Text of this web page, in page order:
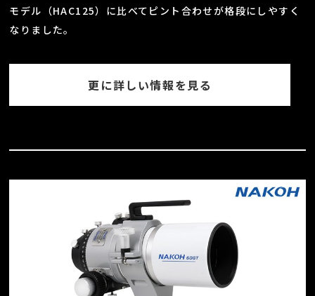
モデル（HAC125）に比べてピント合わせが格段にしやすく
なりました。
更に詳しい情報を見る